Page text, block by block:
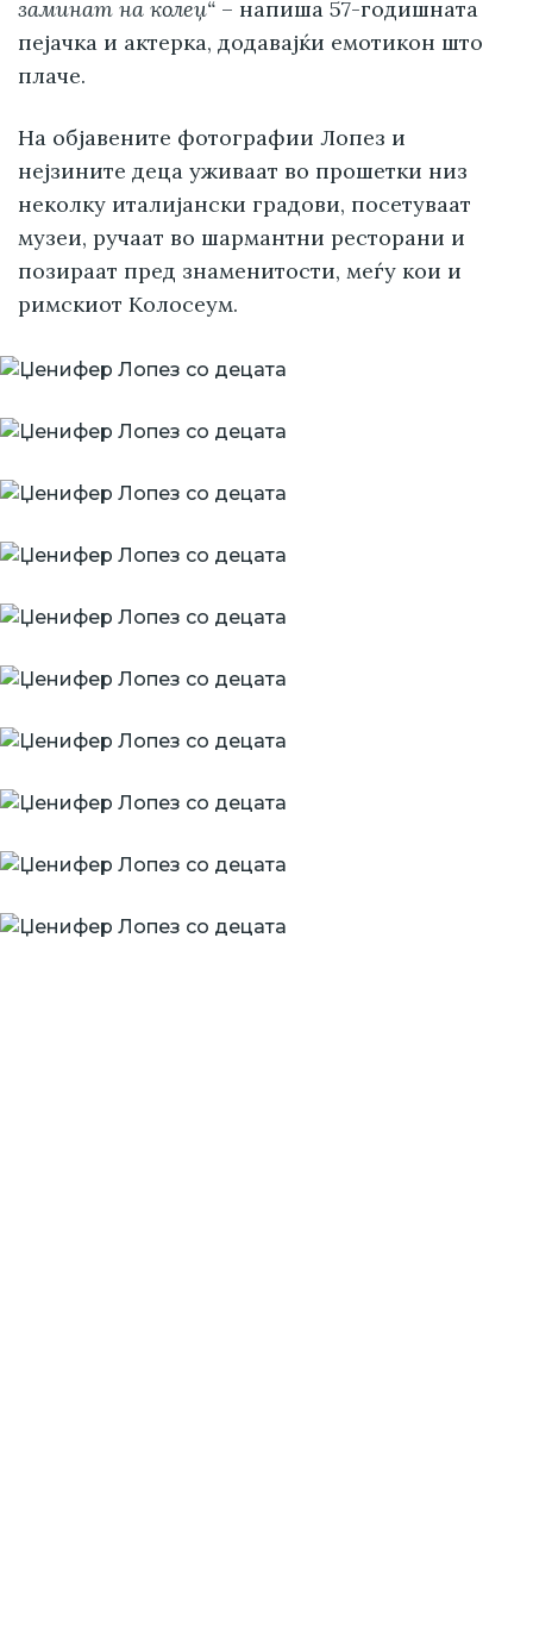
заминат на колеџ“ – напиша 57-годишната
пејачка и актерка, додавајќи емотикон што
плаче.
На објавените фотографии Лопез и
нејзините деца уживаат во прошетки низ
неколку италијански градови, посетуваат
музеи, ручаат во шармантни ресторани и
позираат пред знаменитости, меѓу кои и
римскиот Колосеум.